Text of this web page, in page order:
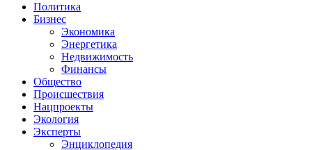
Политика
Бизнес
Экономика
Энергетика
Недвижимость
Финансы
Общество
Происшествия
Нацпроекты
Экология
Эксперты
Энциклопедия